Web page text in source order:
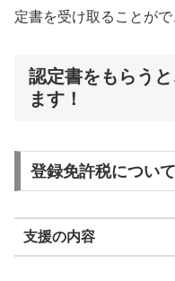
定書を受け取ることがで
認定書をもらう
ます！
登録免許税について
支援の内容